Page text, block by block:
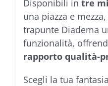
Disponibili in tre
una piazza e
trapunte Diadema
funzionalità,
rapporto qualità-
Scegli la tua